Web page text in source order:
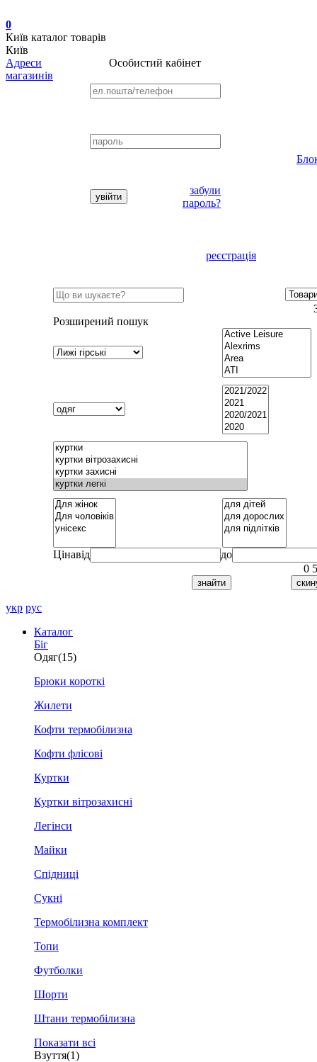
0
Київ каталог товарів
Київ
Адреси
магазинів
Особистий кабінет
забули
пароль?
реєстрація
Розширений пошук
Цінавід
до
0
укр рус
Каталог
Біг
Одяг(15)
Брюки короткі
Жилети
Кофти термобілизна
Кофти флісові
Куртки
Куртки вітрозахисні
Легінси
Майки
Спідниці
Сукні
Термобілизна комплект
Топи
Футболки
Шорти
Штани термобілизна
Показати всі
Взуття(1)